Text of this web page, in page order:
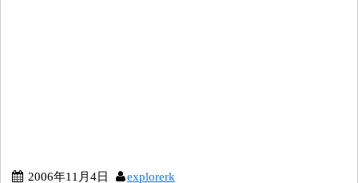
2006年11月4日 explorerk